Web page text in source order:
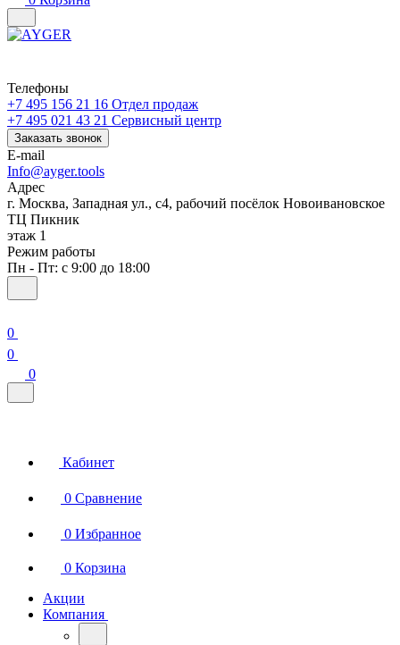
Телефоны
+7 495 156 21 16 Отдел продаж
+7 495 021 43 21 Cервисный центр
Заказать звонок
E-mail
Info@ayger.tools
Адрес
г. Москва, Западная ул., с4, рабочий посёлок Новоивановское
ТЦ Пикник
этаж 1
Режим работы
Пн - Пт: с 9:00 до 18:00
0
0
0
Кабинет
0 Сравнение
0 Избранное
0 Корзина
Акции
Компания